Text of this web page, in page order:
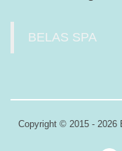
BELAS SPA
Copyright © 2015 - 2026